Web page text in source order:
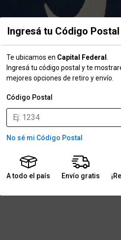
Ingresá tu Código Postal
Te ubicamos en Capital Federal
Ingresá tu código postal y te
mejores opciones de retiro y envío.
Código Postal
No sé mi Código Postal
A todo el país Envío gratis